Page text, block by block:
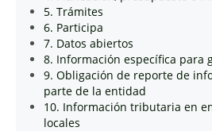
5. Trámites
6. Participa
7. Datos abiertos
8. Información específica para
9. Obligación de reporte de
parte de la entidad
10. Información tributaria en
locales